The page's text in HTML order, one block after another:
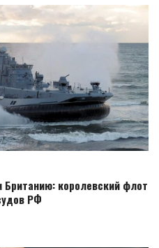
Британию: королевский флот
РФ